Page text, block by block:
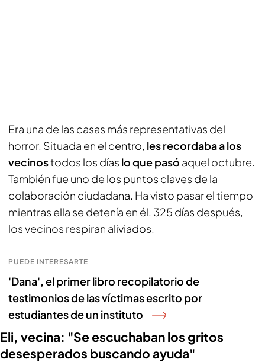
Era una de las casas más representativas del
horror. Situada en el centro, les recordaba a los
vecinostodos los días lo que pasó aquel octubre.
También fue uno de los puntos claves de la
colaboración ciudadana. Ha visto pasar el tiempo
mientras ella se detenía en él. 325 días después,
los vecinos respiran aliviados.
PUEDE INTERESARTE
'Dana', el primer libro recopilatorio de
testimonios de las víctimas escrito por
estudiantes de un instituto
Eli, vecina: "Se escuchaban los gritos
desesperados buscando ayuda"